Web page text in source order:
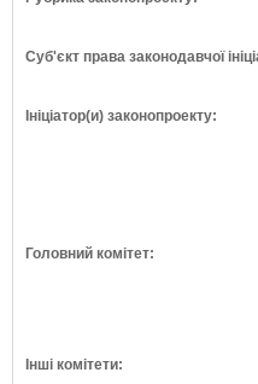
Суб'єкт права законодавчої
Ініціатор(и) законопроекту:
Головний комітет:
Інші комітети: